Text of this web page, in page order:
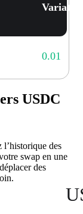
0.01
USDC
l’historique des
swap en une
des